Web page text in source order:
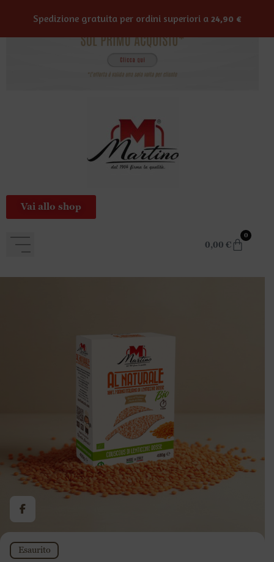
Vai allo shop
0,00 €
0
Esaurito
Spedizione gratuita per ordini superiori a 24,90 €